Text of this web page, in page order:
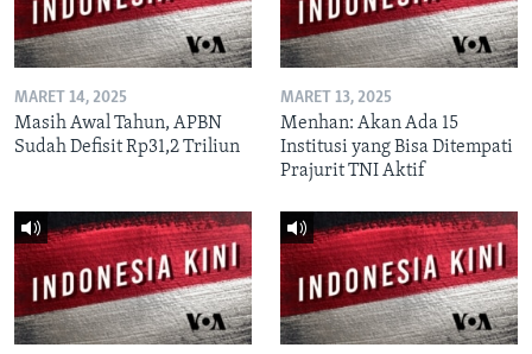
MARET 14, 2025
Masih Awal Tahun, APBN
Sudah Defisit Rp31,2 Triliun
MARET 13, 2025
Menhan: Akan Ada 15
Institusi yang Bisa Ditempati
Prajurit TNI Aktif